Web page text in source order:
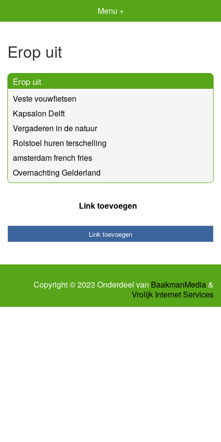
Menu +
Erop uit
Erop uit
Veste vouwfietsen
Kapsalon Delft
Vergaderen in de natuur
Rolstoel huren terschelling
amsterdam french fries
Overnachting Gelderland
Link toevoegen
Link toevoegen
Copyright © 2023 Onderdeel van BaakmanMedia&
Vrolijk Internet Services